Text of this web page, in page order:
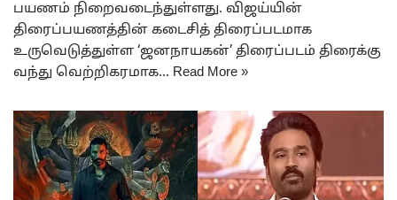
பயணம் நிறைவடைந்துள்ளது. விஜய்யின்
திரைப்பயணத்தின் கடைசித் திரைப்படமாக
உருவெடுத்துள்ள ‘ஜனநாயகன்’ திரைப்படம் திரைக்கு
வந்து வெற்றிகரமாக… Read More »